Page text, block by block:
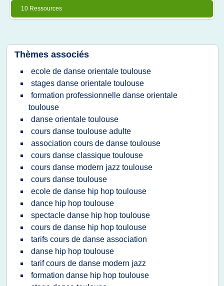
10 Ressources
Thèmes associés
ecole de danse orientale toulouse
stages danse orientale toulouse
formation professionnelle danse orientale
toulouse
danse orientale toulouse
cours danse toulouse adulte
association cours de danse toulouse
cours danse classique toulouse
cours danse modern jazz toulouse
cours danse toulouse
ecole de danse hip hop toulouse
dance hip hop toulouse
spectacle danse hip hop toulouse
cours de danse hip hop toulouse
tarifs cours de danse association
danse hip hop toulouse
tarif cours de danse modern jazz
formation danse hip hop toulouse